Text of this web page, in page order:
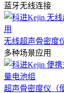
蓝牙无线连接
无线超声骨密度
多种场景应用
超声骨密度仪（